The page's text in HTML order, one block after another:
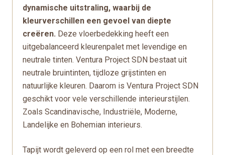
dynamische uitstraling, waarbij de
kleurverschillen een gevoel van diepte
creëren. Deze vloerbedekking heeft een
uitgebalanceerd kleurenpalet met levendige en
neutrale tinten. Ventura Project SDN bestaat uit
neutrale bruintinten, tijdloze grijstinten en
natuurlijke kleuren. Daarom is Ventura Project SDN
geschikt voor vele verschillende interieurstijlen.
Zoals Scandinavische, Industriële, Moderne,
Landelijke en Bohemian interieurs.
Tapijt wordt geleverd op een rol met een breedte